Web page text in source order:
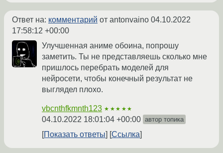
Ответ на: комментарий от antonvaino 04.10.2022
17:58:12 +00:00
Улучшенная аниме обоина, попрошу
заметить. Ты не представляешь сколько мне
пришлось перебрать моделей для
нейросети, чтобы конечный результат не
выглядел плохо.
vbcnthfkmnth123 ★★★★★
04.10.2022 18:01:04 +00:00 автор топика
Показать ответы Ссылка